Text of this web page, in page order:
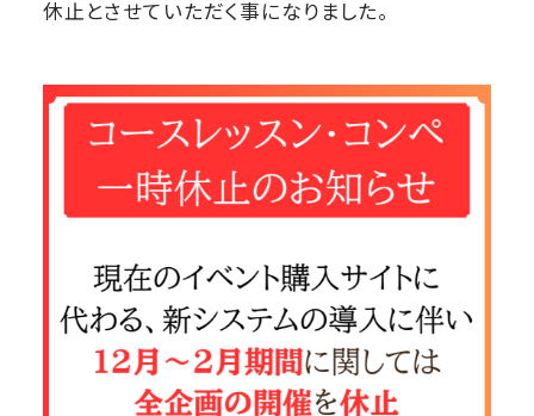
休止とさせていただく事になりました。